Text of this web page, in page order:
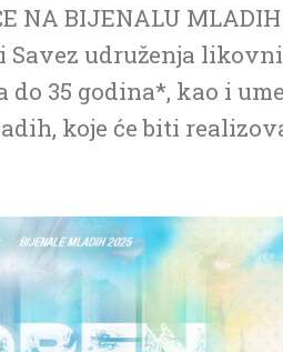
NA BIJENALU
udruženja
35 godina*, kao i
koje će biti